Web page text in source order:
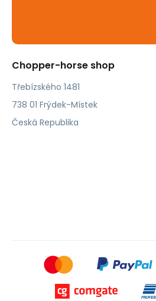
Chopper-horse shop
Třebízského 1481
738 01 Frýdek-Místek
Česká Republika